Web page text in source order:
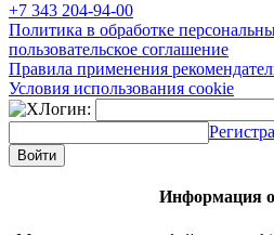
+7 343 204-94-00
Политика в обработке
пользовательское соглашение
Правила применения
Условия использования cookie
Логин:
Информация